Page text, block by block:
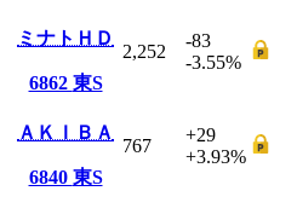
ミナトＨＤ
6862 東S
2,252
-83
-3.55%
ＡＫＩＢＡ
6840 東S
767
+29
+3.93%